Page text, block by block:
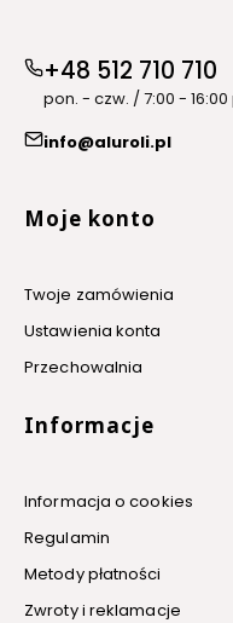
+48 512 710 710
pon. - czw. / 7:00 - 16:00
info@aluroli.pl
Linki w stopce
Moje konto
Twoje zamówienia
Ustawienia konta
Przechowalnia
Informacje
Informacja o cookies
Regulamin
Metody płatności
Zwroty i reklamacje